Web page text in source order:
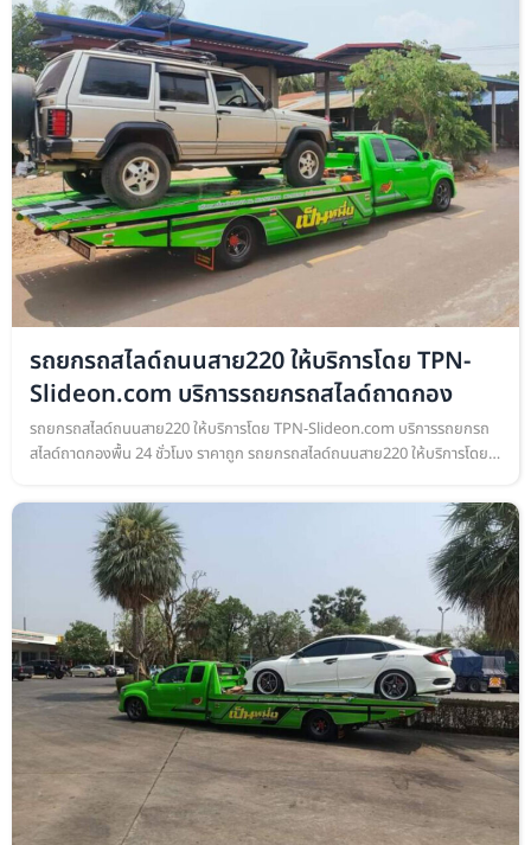
รถยกรถสไลด์ถนนสาย220 ให้บริการโดย TPN-
Slideon.com บริการรถยกรถสไลด์ถาดกอง
รถยกรถสไลด์ถนนสาย220 ให้บริการโดย TPN-Slideon.com บริการรถยกรถ
สไลด์ถาดกองพื้น 24 ชั่วโมง ราคาถูก รถยกรถสไลด์ถนนสาย220 ให้บริการโดย
ชนิด…